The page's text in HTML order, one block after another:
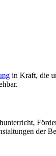
in Kraft, die
der